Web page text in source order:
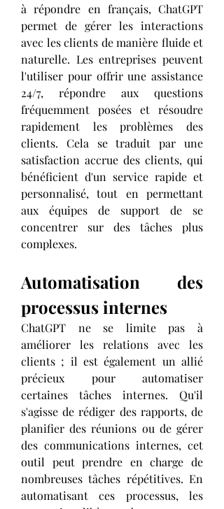
à répondre en français, ChatGPT
permet de gérer les interactions
avec les clients de manière fluide et
naturelle. Les entreprises peuvent
l'utiliser pour offrir une assistance
24/7, répondre aux questions
fréquemment posées et résoudre
rapidement les problèmes des
clients. Cela se traduit par une
satisfaction accrue des clients, qui
bénéficient d'un service rapide et
personnalisé, tout en permettant
aux équipes de support de se
concentrer sur des tâches plus
complexes.
Automatisation des
processus internes
ChatGPT ne se limite pas à
améliorer les relations avec les
clients ; il est également un allié
précieux pour automatiser
certaines tâches internes. Qu'il
s'agisse de rédiger des rapports, de
planifier des réunions ou de gérer
des communications internes, cet
outil peut prendre en charge de
nombreuses tâches répétitives. En
automatisant ces processus, les